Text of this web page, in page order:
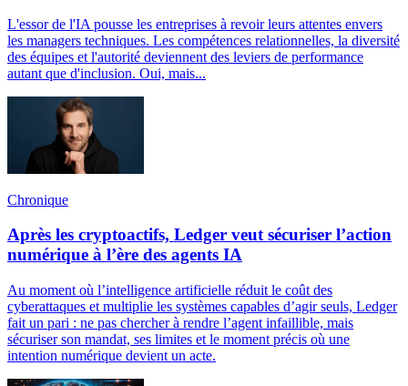
L'essor de l'IA pousse les entreprises à revoir leurs attentes envers
les managers techniques. Les compétences relationnelles, la diversité
des équipes et l'autorité deviennent des leviers de performance
autant que d'inclusion. Oui, mais...
Chronique
Après les cryptoactifs, Ledger veut sécuriser l’action
numérique à l’ère des agents IA
Au moment où l’intelligence artificielle réduit le coût des
cyberattaques et multiplie les systèmes capables d’agir seuls, Ledger
fait un pari : ne pas chercher à rendre l’agent infaillible, mais
sécuriser son mandat, ses limites et le moment précis où une
intention numérique devient un acte.